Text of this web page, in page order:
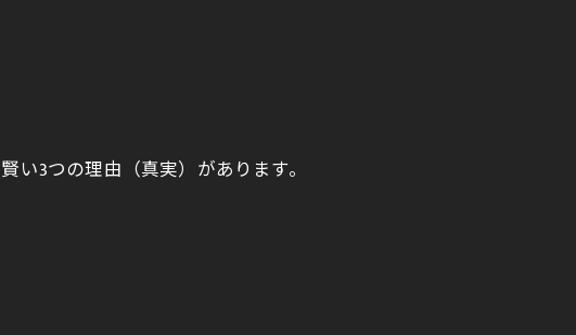
3つの理由（真実）があります。